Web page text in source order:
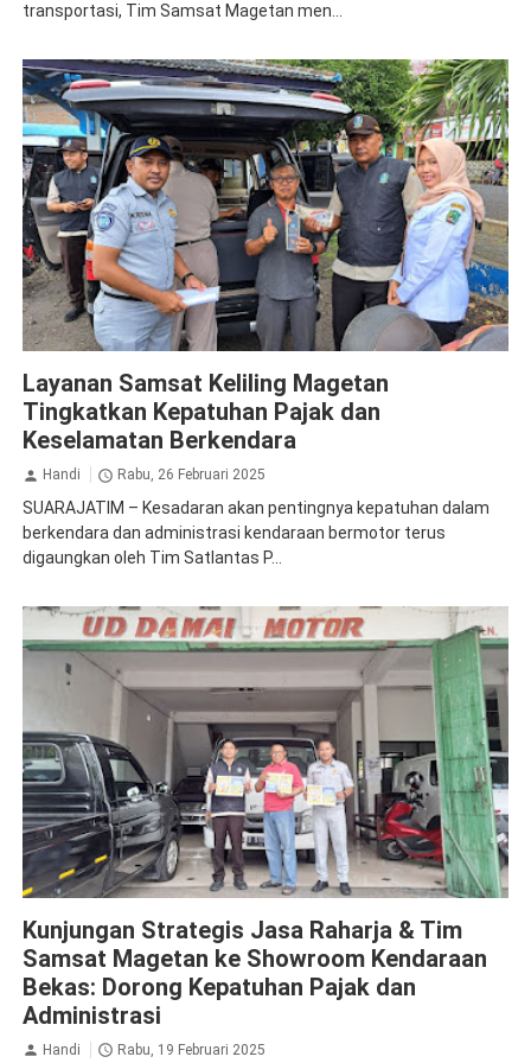
transportasi, Tim Samsat Magetan men...
Layanan Samsat Keliling Magetan
Tingkatkan Kepatuhan Pajak dan
Keselamatan Berkendara
Handi Rabu, 26 Februari 2025
SUARAJATIM – Kesadaran akan pentingnya kepatuhan dalam
berkendara dan administrasi kendaraan bermotor terus
digaungkan oleh Tim Satlantas P...
Kunjungan Strategis Jasa Raharja & Tim
Samsat Magetan ke Showroom Kendaraan
Bekas: Dorong Kepatuhan Pajak dan
Administrasi
Handi Rabu, 19 Februari 2025